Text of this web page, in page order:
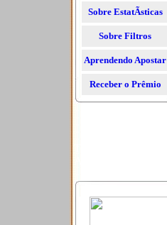
Sobre EstatÃ­sticas
Sobre Filtros
Aprendendo Apostar
Receber o Prêmio